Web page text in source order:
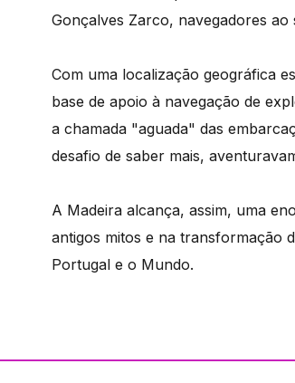
Gonçalves Zarco, navegadores
Com uma localização geográfica
base de apoio à navegação de
a chamada "aguada" das
desafio de saber mais,
A Madeira alcança, assim, uma
antigos mitos e na transformação
Portugal e o Mundo.